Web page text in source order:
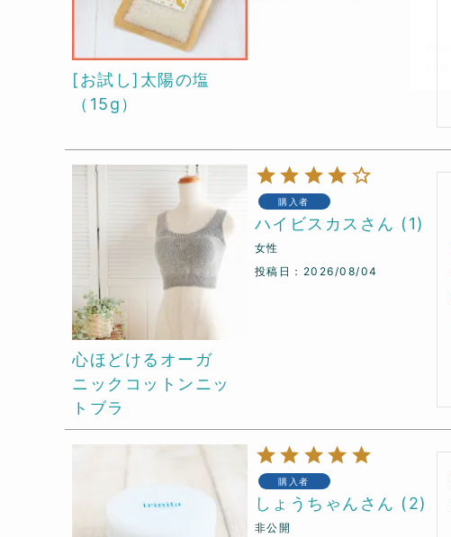
[お試し]太陽の塩
（15g）
心ほどけるオーガ
ニックコットンニッ
トブラ
購入者
ハイビスカス 1
女性
投稿日
2026/08/04
購入者
しょうちゃん 2
非公開